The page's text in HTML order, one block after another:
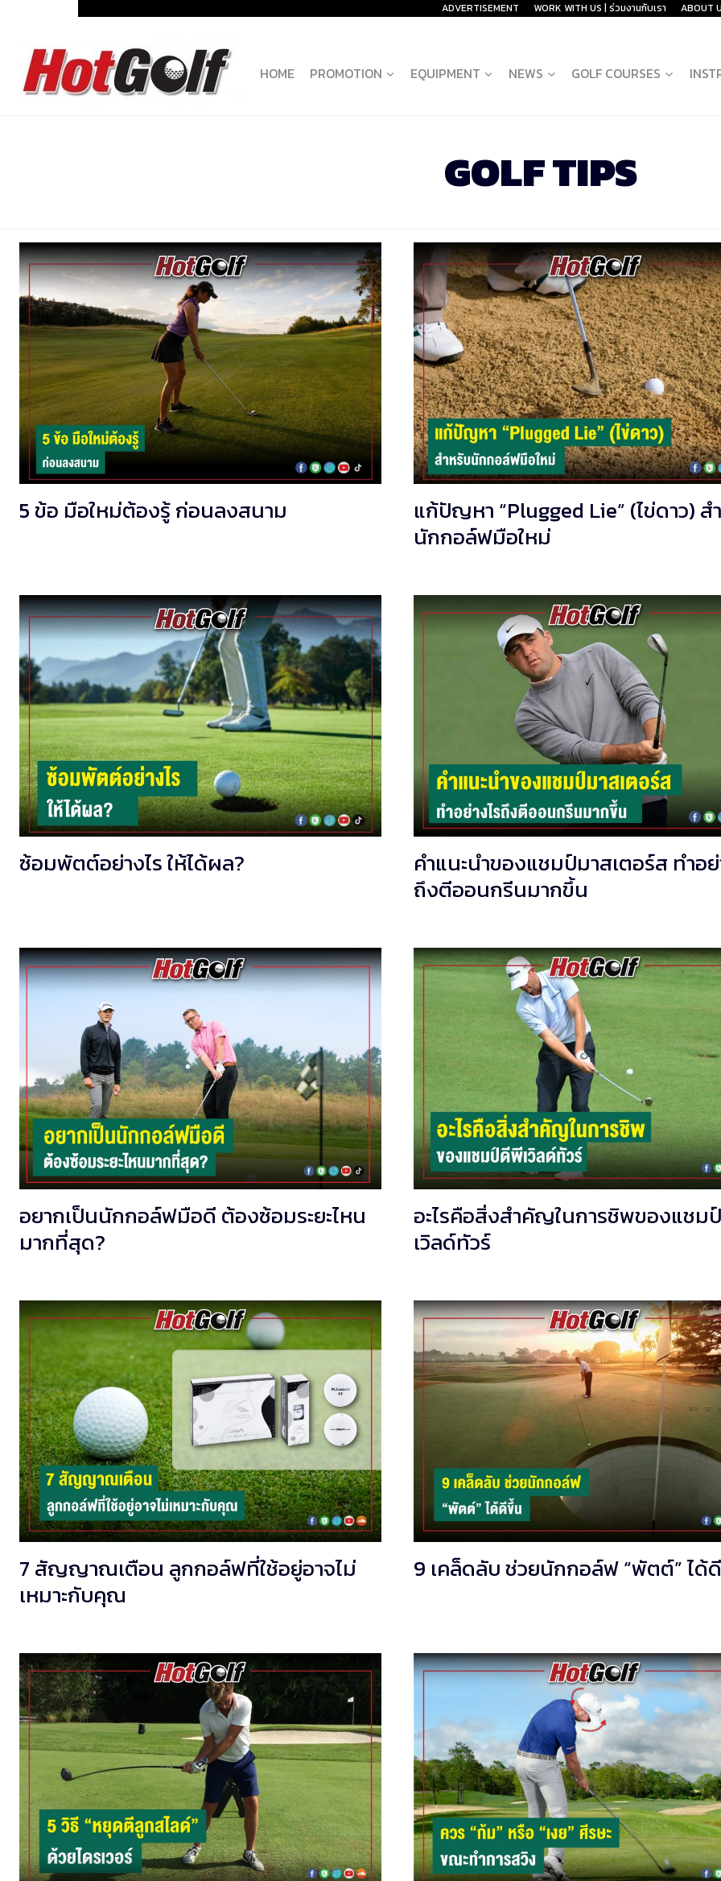
content
ADVERTISEMENT WORK WITH US | ร่วมงานกับเรา ABOUT
HOME PROMOTION EQUIPMENT NEWS GOLF COURSES
GOLF TIPS
5 ข้อ มือใหม่ต้องรู้ ก่อนลงสนาม
แก้ปัญหา “Plugged Lie” (ไข่ดาว) ส
นักกอล์ฟมือใหม่
ซ้อมพัตต์อย่างไร ให้ได้ผล?
คำแนะนำของแชมป์มาสเตอร์ส ทำอย่
ถึงตีออนกรีนมากขึ้น
อยากเป็นนักกอล์ฟมือดี ต้องซ้อมระยะไหน
มากที่สุด?
อะไรคือสิ่งสำคัญในการชิพของแช
เวิลด์ทัวร์
7 สัญญาณเตือน ลูกกอล์ฟที่ใช้อยู่อาจไม่
เหมาะกับคุณ
9 เคล็ดลับ ช่วยนักกอล์ฟ “พัตต์” ได้